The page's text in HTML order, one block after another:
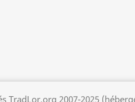
TradLor.org 2007-2025